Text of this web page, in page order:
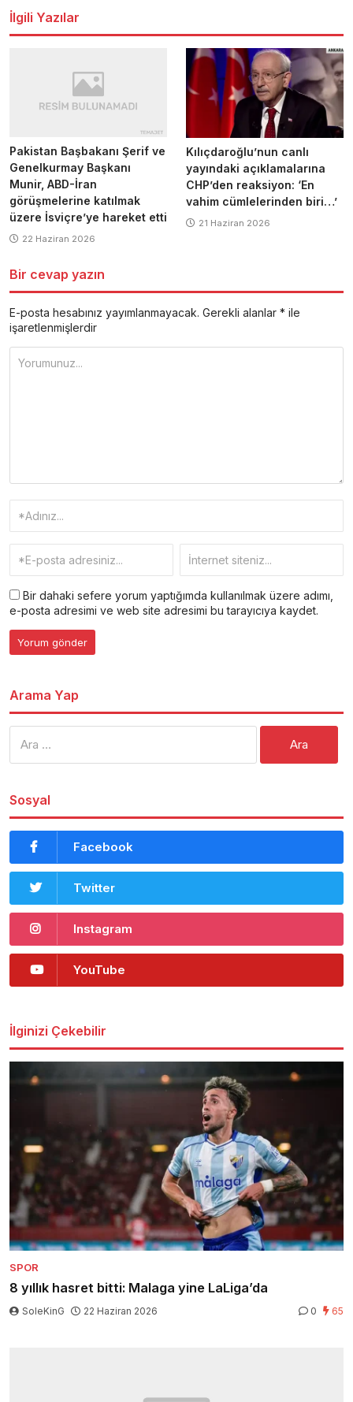
İlgili Yazılar
Pakistan Başbakanı Şerif ve
Genelkurmay Başkanı
Munir, ABD-İran
görüşmelerine katılmak
üzere İsviçre’ye hareket etti
22 Haziran 2026
Kılıçdaroğlu’nun canlı
yayındaki açıklamalarına
CHP’den reaksiyon: ‘En
vahim cümlelerinden biri…’
21 Haziran 2026
Bir cevap yazın
E-posta hesabınız yayımlanmayacak. Gerekli alanlar * ile
işaretlenmişlerdir
Bir dahaki sefere yorum yaptığımda kullanılmak üzere adımı,
e-posta adresimi ve web site adresimi bu tarayıcıya kaydet.
Arama Yap
Sosyal
Facebook
Twitter
Instagram
YouTube
İlginizi Çekebilir
SPOR
8 yıllık hasret bitti: Malaga yine LaLiga’da
SoleKinG 22 Haziran 2026 0 65